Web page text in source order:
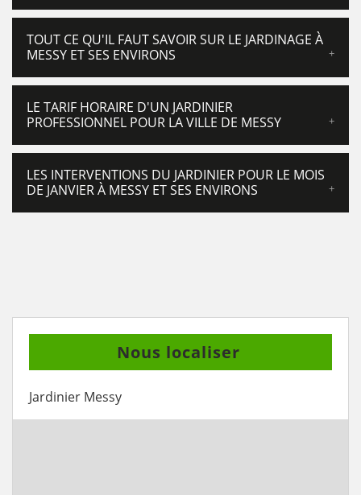
TOUT CE QU'IL FAUT SAVOIR SUR LE JARDINAGE À
MESSY ET SES ENVIRONS
LE TARIF HORAIRE D'UN JARDINIER
PROFESSIONNEL POUR LA VILLE DE MESSY
LES INTERVENTIONS DU JARDINIER POUR LE MOIS
DE JANVIER À MESSY ET SES ENVIRONS
Nous localiser
Jardinier Messy